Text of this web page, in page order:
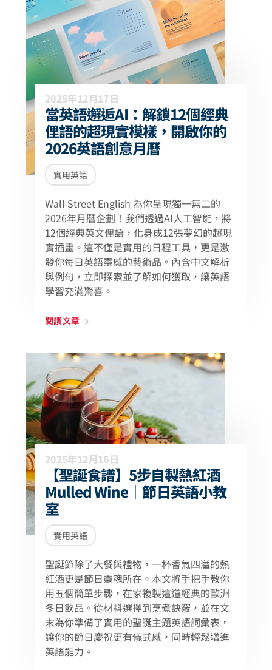
2025年12月17日
當英語邂逅AI：解鎖12個經典
俚語的超現實模樣，開啟你的
2026英語創意月曆
實用英語
Wall Street English 為你呈現獨一無二的
2026年月曆企劃！我們透過AI人工智能，將
12個經典英文俚語，化身成12張夢幻的超現
實插畫。這不僅是實用的日程工具，更是激
發你每日英語靈感的藝術品。內含中文解析
與例句，立即探索並了解如何獲取，讓英語
學習充滿驚喜。
閱讀文章
2025年12月16日
【聖誕食譜】5步自製熱紅酒
Mulled Wine｜節日英語小教
室
實用英語
聖誕節除了大餐與禮物，一杯香氣四溢的熱
紅酒更是節日靈魂所在。本文將手把手教你
用五個簡單步驟，在家複製這道經典的歐洲
冬日飲品。從材料選擇到烹煮訣竅，並在文
末為你準備了實用的聖誕主題英語詞彙表，
讓你的節日慶祝更有儀式感，同時輕鬆增進
英語能力。